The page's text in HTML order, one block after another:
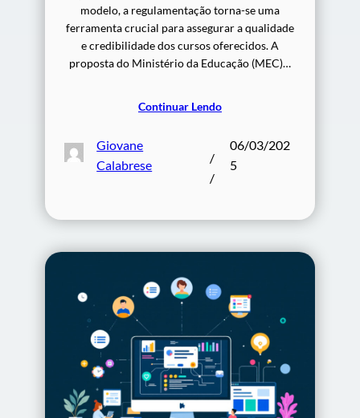
modelo, a regulamentação torna-se uma
ferramenta crucial para assegurar a qualidade
e credibilidade dos cursos oferecidos. A
proposta do Ministério da Educação (MEC)…
Continuar Lendo
Giovane
Calabrese
/
/
06/03/202
5